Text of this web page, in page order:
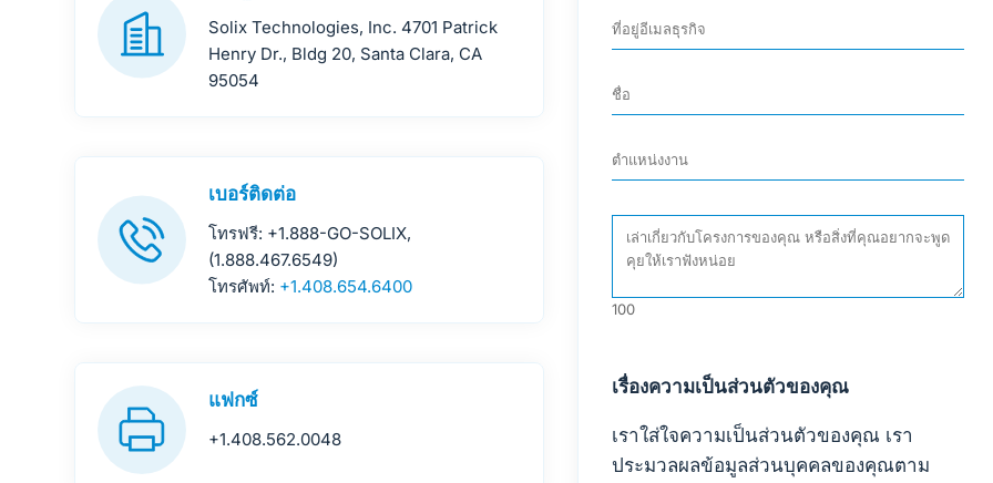
Solix Technologies, Inc. 4701 Patrick
Henry Dr., Bldg 20, Santa Clara, CA
95054
เบอร์ติดต่อ
โทรฟรี: +1.888-GO-SOLIX,
(1.888.467.6549)
โทรศัพท์: +1.408.654.6400
แฟกซ์
+1.408.562.0048
100
เรื่องความเป็นส่วนตัวของคุณ
เราใส่ใจความเป็นส่วนตัวของคุณ เรา
ประมวลผลข้อมูลส่วนบุคคลของคุณตาม